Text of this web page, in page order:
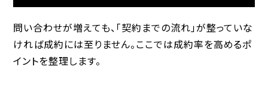
問い合わせが増えても、「契約までの流れ」が整っていな
ければ成約には至りません。ここでは成約率を高めるポ
イントを整理します。